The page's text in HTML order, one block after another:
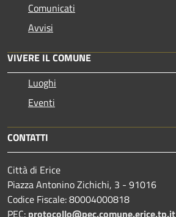
Comunicati
Avvisi
VIVERE IL COMUNE
Luoghi
Eventi
CONTATTI
Città di Erice
Piazza Antonino Zichichi, 3 - 91016
Codice Fiscale: 80004000818